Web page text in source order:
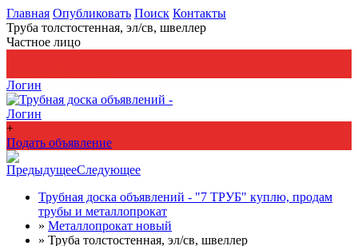
Главная Опубликовать Поиск Контакты
Труба толстостенная, эл/св, швеллер
Частное лицо
Логин
Логин
+
Подать объявление
ПредыдущееСледующее
Трубная доска объявлений - "7 ТРУБ" куплю, продам
трубы и металлопрокат
» Металлопрокат новый
» Труба толстостенная, эл/св, швеллер